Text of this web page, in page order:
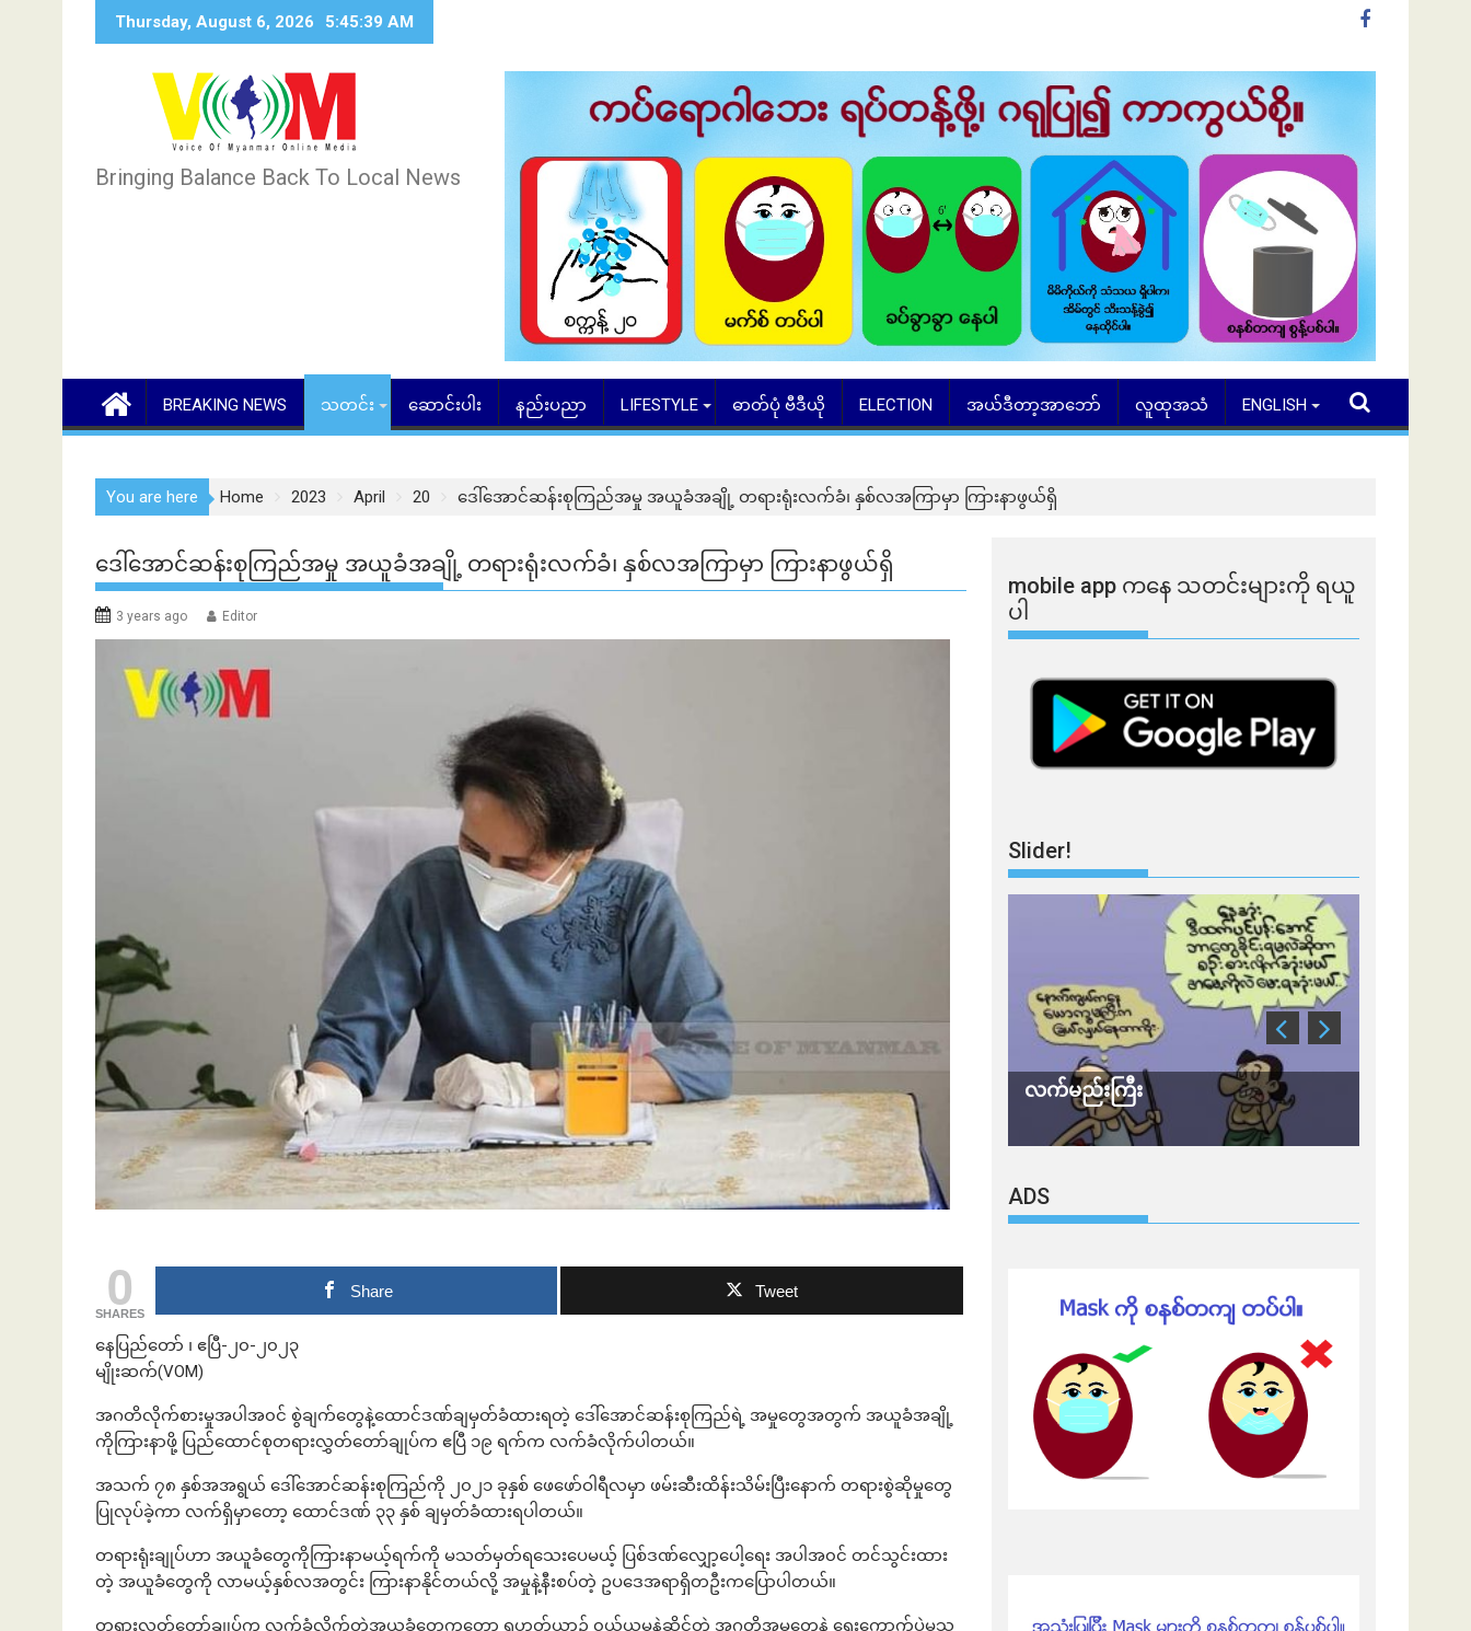
Thursday, August 6, 2026 5:45:40 AM
Bringing Balance Back To Local News
BREAKING NEWS သတင်း ဆောင်းပါး နည်းပညာ LIFESTYLE ဓာတ်ပုံ ဗီဒီယို ELECTION အယ်ဒီတာ့အာဘော် လူထုအသံ ENGLISH
You are here Home 2023 April 20 ဒေါ်အောင်ဆန်းစုကြည်အမှု အယူခံအချို့ တရားရုံးလက်ခံ၊ နှစ်လအကြာမှာ ကြားနာဖွယ်ရှိ
ဒေါ်အောင်ဆန်းစုကြည်အမှု အယူခံအချို့ တရားရုံးလက်ခံ၊ နှစ်လအကြာမှာ ကြားနာဖွယ်ရှိ
3 years ago Editor
0
SHARES
Share Tweet
နေပြည်တော် ၊ ဧပြီ-၂၀-၂၀၂၃
မျိုးဆက်(VOM)
အဂတိလိုက်စားမှုအပါအ၀င် စွဲချက်တွေနဲ့ထောင်ဒဏ်ချမှတ်ခံထားရတဲ့ ဒေါ်အောင်ဆန်းစုကြည်ရဲ့ အမှုတွေအတွက် အယူခံအချို့
ကိုကြားနာဖို့ ပြည်ထောင်စုတရားလွှတ်တော်ချုပ်က ဧပြီ ၁၉ ရက်က လက်ခံလိုက်ပါတယ်။
အသက် ၇၈ နှစ်အအရွယ် ဒေါ်အောင်ဆန်းစုကြည်ကို ၂၀၂၁ ခုနှစ် ဖေဖော်ဝါရီလမှာ ဖမ်းဆီးထိန်းသိမ်းပြီးနောက် တရားစွဲဆိုမှုတွေ
ပြုလုပ်ခဲ့ကာ လက်ရှိမှာတော့ ထောင်ဒဏ် ၃၃ နှစ် ချမှတ်ခံထားရပါတယ်။
တရားရုံးချုပ်ဟာ အယူခံတွေကိုကြားနာမယ့်ရက်ကို မသတ်မှတ်ရသေးပေမယ့် ပြစ်ဒဏ်လျှော့ပေါ့ရေး အပါအ၀င် တင်သွင်းထား
တဲ့ အယူခံတွေကို လာမယ့်နှစ်လအတွင်း ကြားနာနိုင်တယ်လို့ အမှုနဲ့နီးစပ်တဲ့ ဥပဒေအရာရှိတဦးကပြောပါတယ်။
တရားလွှတ်တော်ချုပ်က လက်ခံလိုက်တဲ့အယူခံတွေကတော့ ရဟတ်ယာဉ် ၀ယ်ယူမှုနဲ့ဆိုင်တဲ့ အဂတိအမှုတွေနဲ့ ရွေးကောက်ပွဲမသ
mobile app ​​ကနေ ​​သတင်းများကို ရယူ
ပါ
Slider!
ဘဏ်နဲ့အကြွေး ဘာလျှော့မလဲ လက်မည်းကြီး
ADS